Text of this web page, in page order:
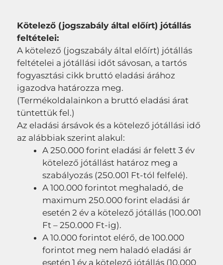
Kötelező (jogszabály által előírt) jótállás
feltételei:
A kötelező (jogszabály által előírt) jótállás
feltételei a jótállási időt sávosan, a tartós
fogyasztási cikk bruttó eladási árához
igazodva határozza meg.
(Termékoldalainkon a bruttó eladási árat
tüntettük fel.)
Az eladási ársávok és a kötelező jótállási idő
az alábbiak szerint alakul:
A 250.000 forint eladási ár felett 3 év
kötelező jótállást határoz meg a
szabályozás (250.001 Ft-tól felfelé).
A 100.000 forintot meghaladó, de
maximum 250.000 forint eladási ár
esetén 2 év a kötelező jótállás (100.001
Ft – 250.000 Ft-ig).
A 10.000 forintot elérő, de 100.000
forintot meg nem haladó eladási ár
esetén 1 év a kötelező jótállás (10.000